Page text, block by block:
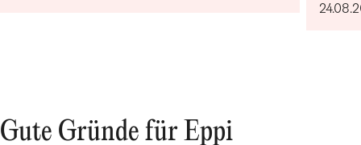
Gute Gründe für Eppi